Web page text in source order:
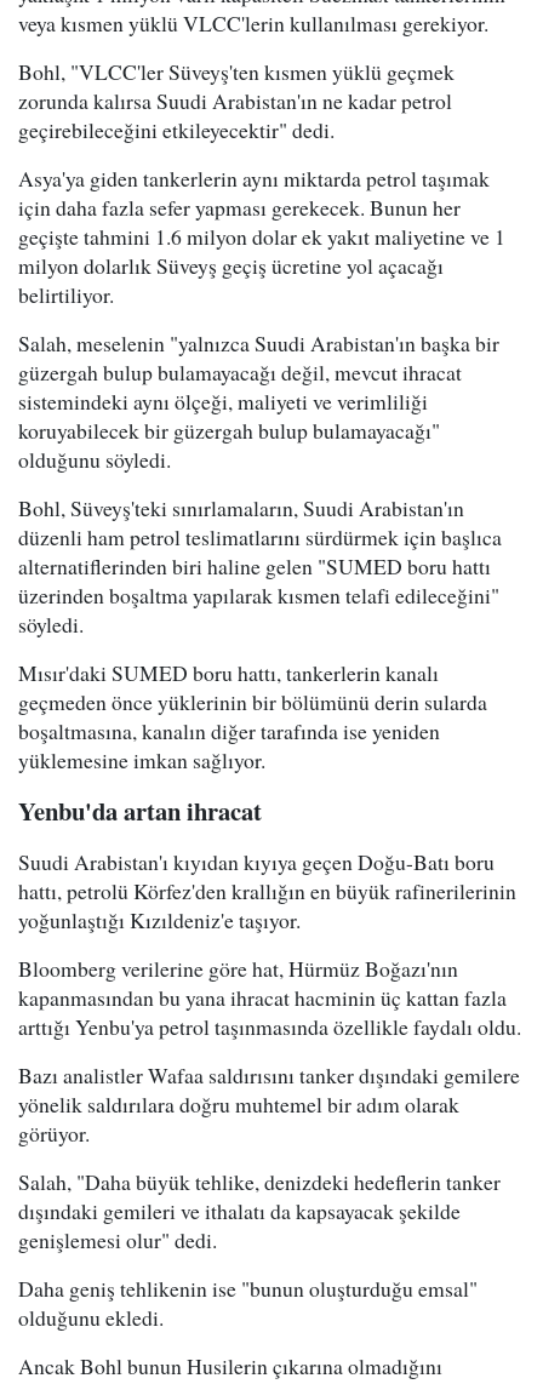
veya kısmen yüklü VLCC'lerin kullanılması gerekiyor.
Bohl, "VLCC'ler Süveyş'ten kısmen yüklü geçmek
zorunda kalırsa Suudi Arabistan'ın ne kadar petrol
geçirebileceğini etkileyecektir" dedi.
Asya'ya giden tankerlerin aynı miktarda petrol taşımak
için daha fazla sefer yapması gerekecek. Bunun her
geçişte tahmini 1.6 milyon dolar ek yakıt maliyetine ve 1
milyon dolarlık Süveyş geçiş ücretine yol açacağı
belirtiliyor.
Salah, meselenin "yalnızca Suudi Arabistan'ın başka bir
güzergah bulup bulamayacağı değil, mevcut ihracat
sistemindeki aynı ölçeği, maliyeti ve verimliliği
koruyabilecek bir güzergah bulup bulamayacağı"
olduğunu söyledi.
Bohl, Süveyş'teki sınırlamaların, Suudi Arabistan'ın
düzenli ham petrol teslimatlarını sürdürmek için başlıca
alternatiflerinden biri haline gelen "SUMED boru hattı
üzerinden boşaltma yapılarak kısmen telafi edileceğini"
söyledi.
Mısır'daki SUMED boru hattı, tankerlerin kanalı
geçmeden önce yüklerinin bir bölümünü derin sularda
boşaltmasına, kanalın diğer tarafında ise yeniden
yüklemesine imkan sağlıyor.
Yenbu'da artan ihracat
Suudi Arabistan'ı kıyıdan kıyıya geçen Doğu-Batı boru
hattı, petrolü Körfez'den krallığın en büyük rafinerilerinin
yoğunlaştığı Kızıldeniz'e taşıyor.
Bloomberg verilerine göre hat, Hürmüz Boğazı'nın
kapanmasından bu yana ihracat hacminin üç kattan fazla
arttığı Yenbu'ya petrol taşınmasında özellikle faydalı oldu.
Bazı analistler Wafaa saldırısını tanker dışındaki gemilere
yönelik saldırılara doğru muhtemel bir adım olarak
görüyor.
Salah, "Daha büyük tehlike, denizdeki hedeflerin tanker
dışındaki gemileri ve ithalatı da kapsayacak şekilde
genişlemesi olur" dedi.
Daha geniş tehlikenin ise "bunun oluşturduğu emsal"
olduğunu ekledi.
Ancak Bohl bunun Husilerin çıkarına olmadığını